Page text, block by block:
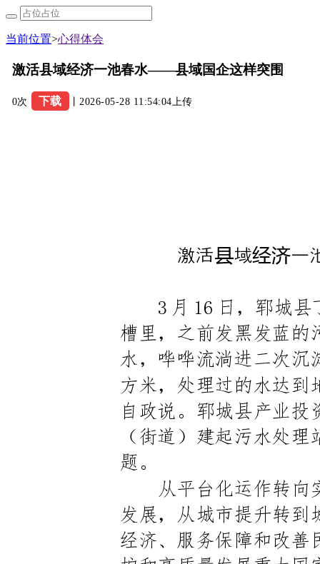
当前位置>心得体会
激活县域经济一池春水——县域国企这样突围
0次 下载 丨2026-05-28 11:54:04上传